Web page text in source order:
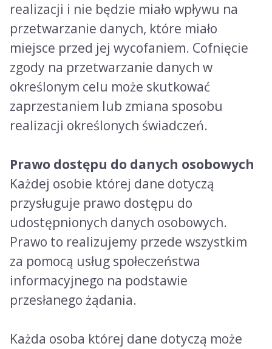
realizacji i nie będzie miało wpływu na
przetwarzanie danych, które miało
miejsce przed jej wycofaniem. Cofnięcie
zgody na przetwarzanie danych w
określonym celu może skutkować
zaprzestaniem lub zmiana sposobu
realizacji określonych świadczeń.
Prawo dostępu do danych osobowych
Każdej osobie której dane dotyczą
przysługuje prawo dostępu do
udostępnionych danych osobowych.
Prawo to realizujemy przede wszystkim
za pomocą usług społeczeństwa
informacyjnego na podstawie
przesłanego żądania.
Każda osoba której dane dotyczą może